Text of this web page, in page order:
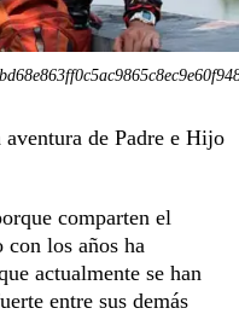
aventura de Padre e Hijo
comparten el
los años ha
actualmente se han
entre sus demás